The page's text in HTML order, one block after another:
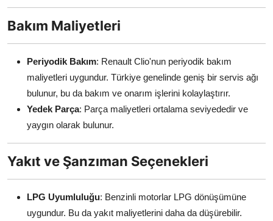
Bakım Maliyetleri
Periyodik Bakım: Renault Clio'nun periyodik bakım
maliyetleri uygundur. Türkiye genelinde geniş bir servis ağı
bulunur, bu da bakım ve onarım işlerini kolaylaştırır.
Yedek Parça: Parça maliyetleri ortalama seviyededir ve
yaygın olarak bulunur.
Yakıt ve Şanzıman Seçenekleri
LPG Uyumluluğu: Benzinli motorlar LPG dönüşümüne
uygundur. Bu da yakıt maliyetlerini daha da düşürebilir.